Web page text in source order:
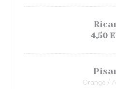
4,50
Orange /